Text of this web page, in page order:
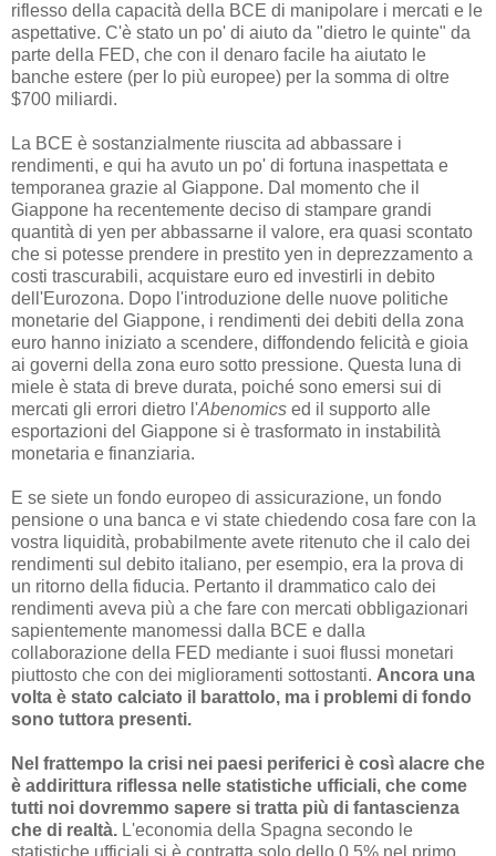
riflesso della capacità della BCE di manipolare i mercati e le
aspettative. C'è stato un po' di aiuto da "dietro le quinte" da
parte della FED, che con il denaro facile ha aiutato le
banche estere (per lo più europee) per la somma di oltre
$700 miliardi.
La BCE è sostanzialmente riuscita ad abbassare i
rendimenti, e qui ha avuto un po' di fortuna inaspettata e
temporanea grazie al Giappone. Dal momento che il
Giappone ha recentemente deciso di stampare grandi
quantità di yen per abbassarne il valore, era quasi scontato
che si potesse prendere in prestito yen in deprezzamento a
costi trascurabili, acquistare euro ed investirli in debito
dell'Eurozona. Dopo l'introduzione delle nuove politiche
monetarie del Giappone, i rendimenti dei debiti della zona
euro hanno iniziato a scendere, diffondendo felicità e gioia
ai governi della zona euro sotto pressione. Questa luna di
miele è stata di breve durata, poiché sono emersi sui di
mercati gli errori dietro l'Abenomics ed il supporto alle
esportazioni del Giappone si è trasformato in instabilità
monetaria e finanziaria.
E se siete un fondo europeo di assicurazione, un fondo
pensione o una banca e vi state chiedendo cosa fare con la
vostra liquidità, probabilmente avete ritenuto che il calo dei
rendimenti sul debito italiano, per esempio, era la prova di
un ritorno della fiducia. Pertanto il drammatico calo dei
rendimenti aveva più a che fare con mercati obbligazionari
sapientemente manomessi dalla BCE e dalla
collaborazione della FED mediante i suoi flussi monetari
piuttosto che con dei miglioramenti sottostanti. Ancora una
volta è stato calciato il barattolo, ma i problemi di fondo
sono tuttora presenti.
Nel frattempo la crisi nei paesi periferici è così alacre che
è addirittura riflessa nelle statistiche ufficiali, che come
tutti noi dovremmo sapere si tratta più di fantascienza
che di realtà. L'economia della Spagna secondo le